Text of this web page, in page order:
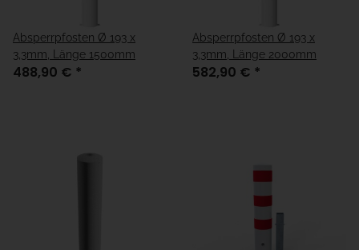
Absperrpfosten Ø 193 x
3,3mm, Länge 1500mm
488,90 € *
Absperrpfosten Ø 193 x
3,3mm, Länge 2000mm
582,90 € *